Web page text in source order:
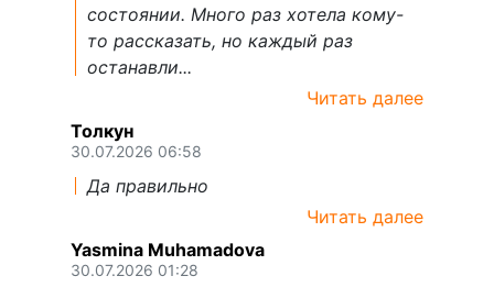
состоянии. Много раз хотела кому-
то рассказать, но каждый раз
останавли...
Читать далее
Толкун
30.07.2026 06:58
Да правильно
Читать далее
Yasmina Muhamadova
30.07.2026 01:28